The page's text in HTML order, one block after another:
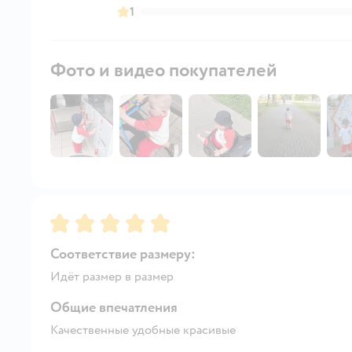
1
Фото и видео покупателей
Рейтинг:5
Соответствие размеру:
Идёт размер в размер
Общие впечатления
Качественные удобные красивые